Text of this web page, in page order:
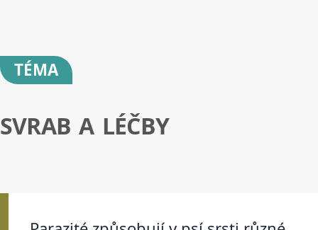
TÉMA
SVRAB A LÉČBY